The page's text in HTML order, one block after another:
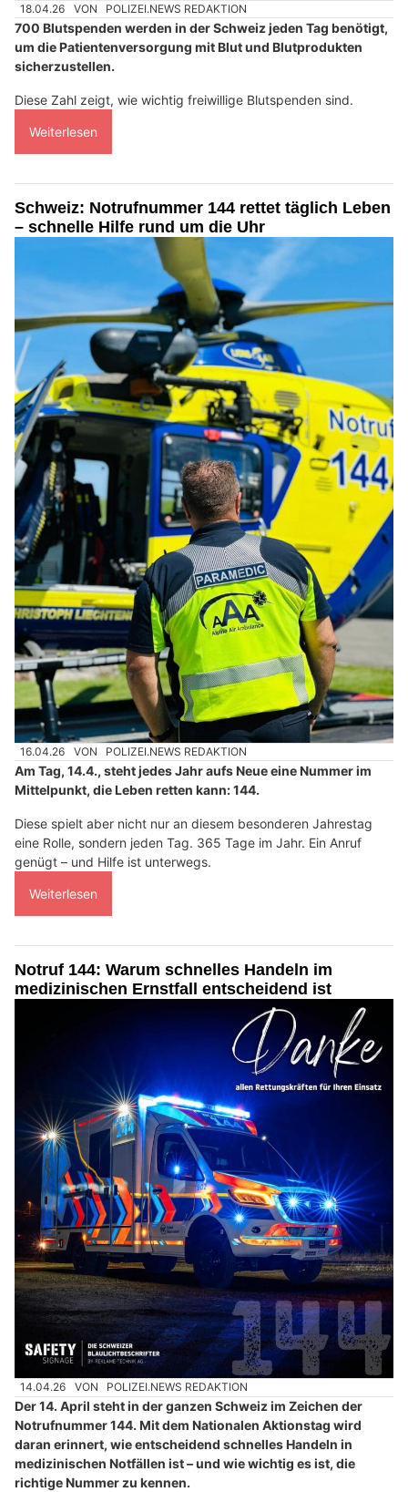
18.04.26 VON POLIZEI.NEWS REDAKTION
700 Blutspenden werden in der Schweiz jeden Tag benötigt,
um die Patientenversorgung mit Blut und Blutprodukten
sicherzustellen.
Diese Zahl zeigt, wie wichtig freiwillige Blutspenden sind.
Weiterlesen
Schweiz: Notrufnummer 144 rettet täglich Leben
– schnelle Hilfe rund um die Uhr
16.04.26 VON POLIZEI.NEWS REDAKTION
Am Tag, 14.4., steht jedes Jahr aufs Neue eine Nummer im
Mittelpunkt, die Leben retten kann: 144.
Diese spielt aber nicht nur an diesem besonderen Jahrestag
eine Rolle, sondern jeden Tag. 365 Tage im Jahr. Ein Anruf
genügt – und Hilfe ist unterwegs.
Weiterlesen
Notruf 144: Warum schnelles Handeln im
medizinischen Ernstfall entscheidend ist
14.04.26 VON POLIZEI.NEWS REDAKTION
Der 14. April steht in der ganzen Schweiz im Zeichen der
Notrufnummer 144. Mit dem Nationalen Aktionstag wird
daran erinnert, wie entscheidend schnelles Handeln in
medizinischen Notfällen ist – und wie wichtig es ist, die
richtige Nummer zu kennen.